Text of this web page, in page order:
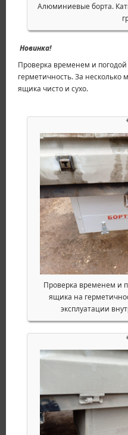
Алюминиевые борта.
Новинка!
Проверка временем и
герметичность. За несколько
ящика чисто и сухо.
Проверка временем и
ящика на
эксплуатации